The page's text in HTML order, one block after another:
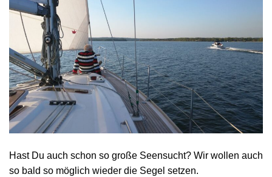
Hast Du auch schon so große Seensucht? Wir wollen auch
so bald so möglich wieder die Segel setzen.